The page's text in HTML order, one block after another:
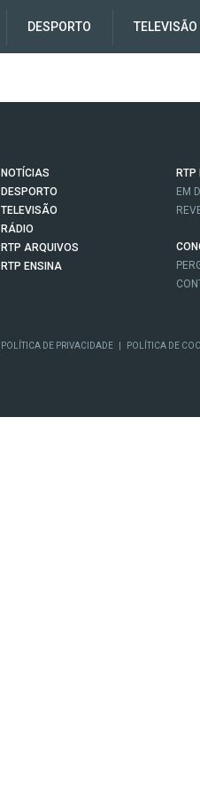
DESPORTO TELEVISÃO
NOTÍCIAS
DESPORTO
TELEVISÃO
RÁDIO
RTP ARQUIVOS
RTP ENSINA
RTP
EM
POLÍTICA DE PRIVACIDADE POLÍTICA DE